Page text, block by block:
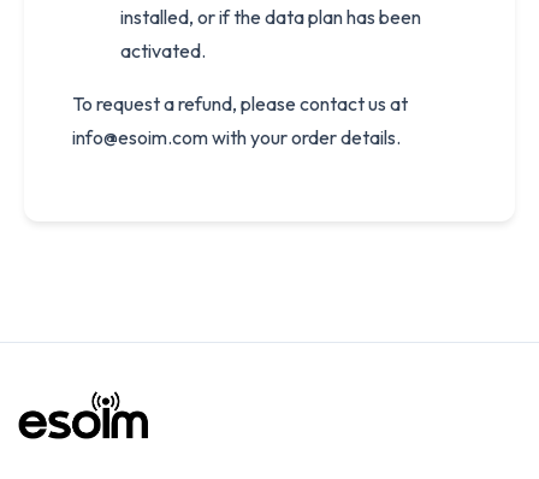
installed, or if the data plan has been
activated.
To request a refund, please contact us at
info@esoim.comwith your order details.